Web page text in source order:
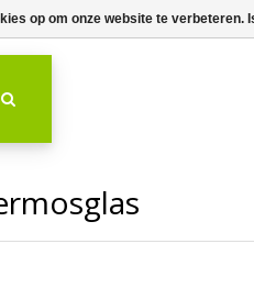
op om onze website te verbeteren.